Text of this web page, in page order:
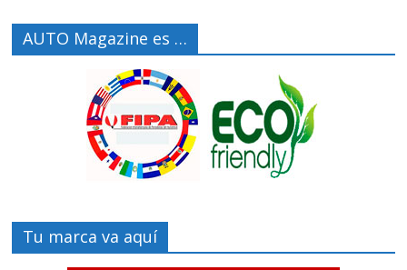
AUTO Magazine es …
Tu marca va aquí